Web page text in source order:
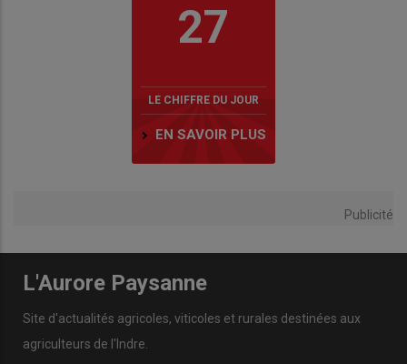
27
LE CHIFFRE DU JOUR
EN SAVOIR PLUS
Publicité
L'Aurore Paysanne
Site d'actualités agricoles, viticoles et rurales destinées aux
agriculteurs de l'Indre.